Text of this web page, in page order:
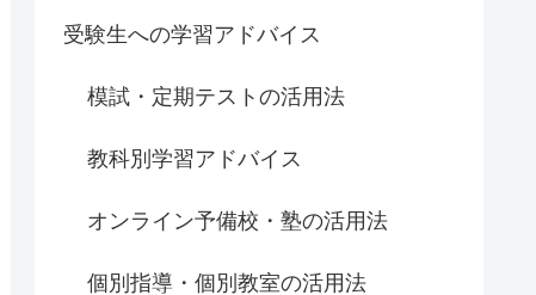
受験生への学習アドバイス
模試・定期テストの活用法
教科別学習アドバイス
オンライン予備校・塾の活用法
個別指導・個別教室の活用法